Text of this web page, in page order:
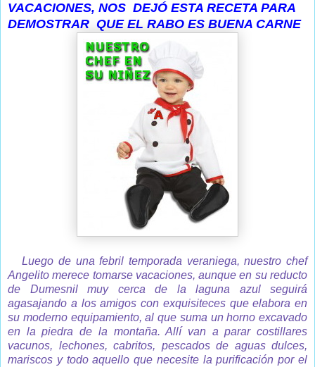
VACACIONES, NOS DEJÓ ESTA RECETA PARA
DEMOSTRAR QUE EL RABO ES BUENA CARNE
Luego de una febril temporada veraniega, nuestro chef
Angelito merece tomarse vacaciones, aunque en su reducto
de Dumesnil muy cerca de la laguna azul seguirá
agasajando a los amigos con exquisiteces que elabora en
su moderno equipamiento, al que suma un horno excavado
en la piedra de la montaña. Allí van a parar costillares
vacunos, lechones, cabritos, pescados de aguas dulces,
mariscos y todo aquello que necesite la purificación por el